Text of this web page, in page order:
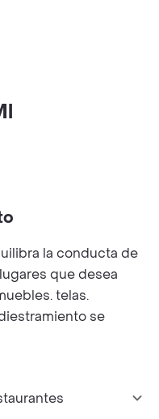
la conducta de
que desea
telas.
se